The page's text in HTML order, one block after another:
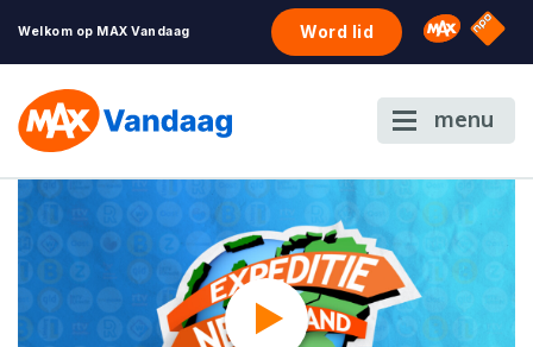
Welkom op MAX Vandaag Word lid Omroep
NPO
menu